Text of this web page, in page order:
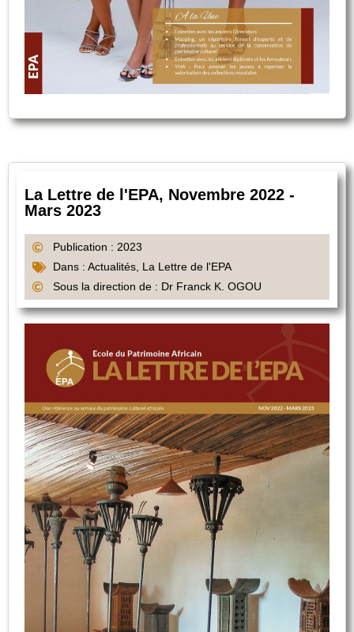
La Lettre de l'EPA, Novembre 2022 -
Mars 2023
Publication : 2023
Dans : Actualités La Lettre de l'EPA
Sous la direction de : Dr Franck K. OGOU